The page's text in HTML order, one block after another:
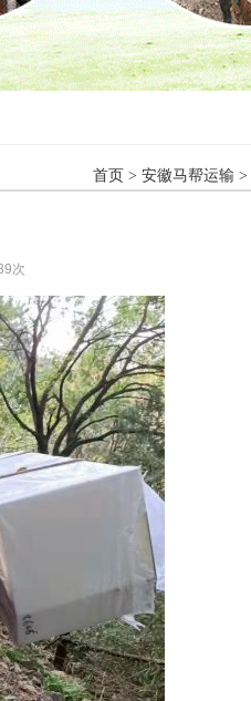
首页 > 安徽马帮运输 >
次